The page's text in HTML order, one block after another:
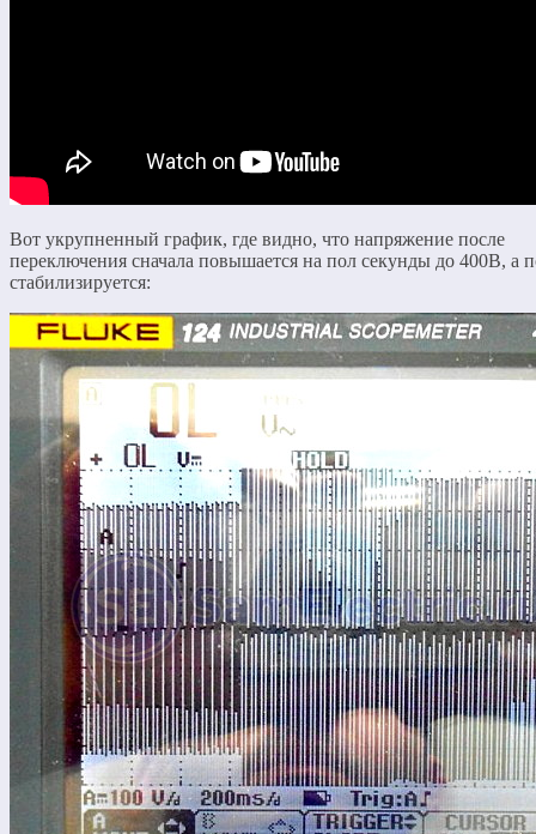
Вот укрупненный график, где видно, что напряжение после
переключения сначала повышается на пол секунды до 400В, а
стабилизируется: